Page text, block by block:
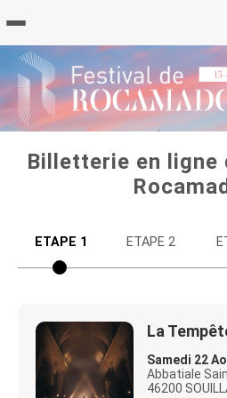
Retour
à
l'accueilBilletterie en ligne
ETAPE 1 ETAPE 2
La
Samedi 22
Abbatiale
46200